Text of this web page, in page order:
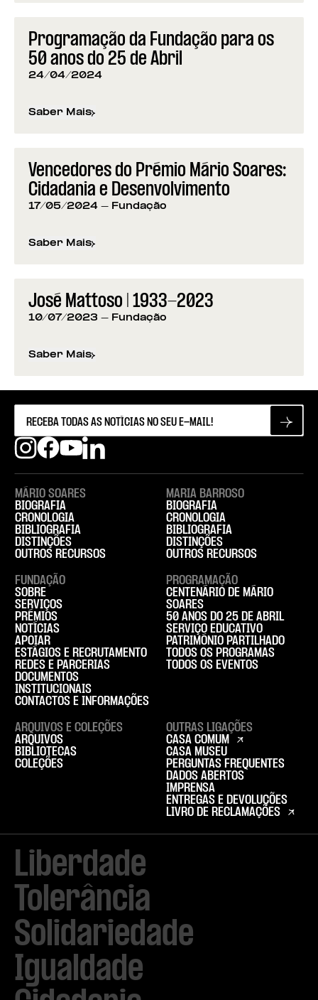
Programação da Fundação para os
50 anos do 25 de Abril
24/04/2024
Saber Mais
sobre Programação da Fundação para os 50 anos
Vencedores do Prémio Mário Soares:
Cidadania e Desenvolvimento
17/05/2024 - Fundação
Saber Mais
sobre Vencedores do Prémio Mário Soares:
José Mattoso | 1933-2023
10/07/2023 - Fundação
Saber Mais
sobre José Mattoso | 1933-2023
Liberdade
Tolerância
Solidariedade
Igualdade
MÁRIO SOARES
BIOGRAFIA
CRONOLOGIA
BIBLIOGRAFIA
DISTINÇÕES
OUTROS RECURSOS
MARIA BARROSO
BIOGRAFIA
CRONOLOGIA
BIBLIOGRAFIA
DISTINÇÕES
OUTROS RECURSOS
FUNDAÇÃO
SOBRE
SERVIÇOS
PRÉMIOS
NOTÍCIAS
APOIAR
ESTÁGIOS E RECRUTAMENTO
REDES E PARCERIAS
DOCUMENTOS
INSTITUCIONAIS
CONTACTOS E INFORMAÇÕES
PROGRAMAÇÃO
CENTENÁRIO DE MÁRIO
SOARES
50 ANOS DO 25 DE ABRIL
SERVIÇO EDUCATIVO
PATRIMÓNIO PARTILHADO
TODOS OS PROGRAMAS
TODOS OS EVENTOS
ARQUIVOS E COLEÇÕES
ARQUIVOS
BIBLIOTECAS
COLEÇÕES
OUTRAS LIGAÇÕES
CASA COMUM
CASA MUSEU
PERGUNTAS FREQUENTES
DADOS ABERTOS
IMPRENSA
ENTREGAS E DEVOLUÇÕES
LIVRO DE RECLAMAÇÕES